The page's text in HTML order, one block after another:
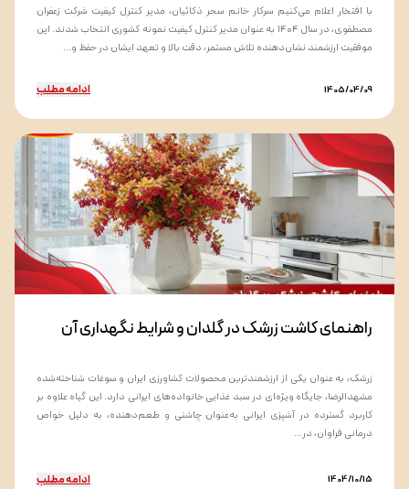
با افتخار اعلام می‌کنیم سرکار خانم سحر ذکائیان، مدیر کنترل کیفیت شرکت زعفران
مصطفوی، در سال ۱۴۰۴ به عنوان مدیر کنترل کیفیت نمونه کشوری انتخاب شدند. این
موفقیت ارزشمند نشان‌دهنده تلاش مستمر، دقت بالا و تعهد ایشان در حفظ و...
1405/04/09 ادامه مطلب
راهنمای کاشت زرشک در گلدان و شرایط نگهداری آن
زرشک، به عنوان یکی از ارزشمندترین محصولات کشاورزی ایران و سوغات شناخته‌شده
مشهدالرضا، جایگاه ویژه‌ای در سبد غذایی خانواده‌های ایرانی دارد. این گیاه علاوه بر
کاربرد گسترده در آشپزی ایرانی به‌عنوان چاشنی و طعم‌دهنده، به دلیل خواص
درمانی فراوان، در...
1404/10/15 ادامه مطلب